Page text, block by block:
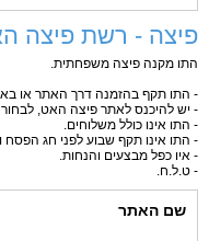
פיצה - רשת פיצה
התו מקנה פיצה משפחתית.
- התו תקף בהזמנה דרך האתר או
- יש להיכנס לאתר פיצה האט,
- התו אינו כולל משלוחים.
- התו אינו תקף שבוע לפני חג הפסח
- איו כפל מבצעים והנחות.
- ט.ל.ח.
שם האתר